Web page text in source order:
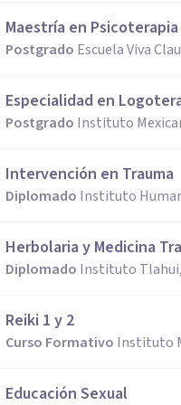
Maestría en
Postgrado Escuela Viva
Especialidad en
Postgrado Instituto
Intervención en Trauma
Diplomado Instituto
Herbolaria y Medicina
Diplomado Instituto
Reiki 1 y 2
Curso Formativo Instituto
Educación Sexual